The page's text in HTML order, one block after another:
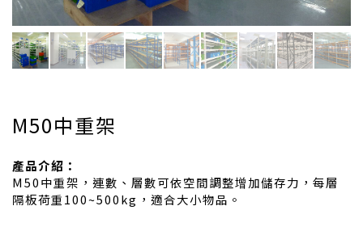
M50中重架
產品介紹：
M50中重架，連數、層數可依空間調整增加儲存力，每層
隔板荷重100~500kg，適合大小物品。